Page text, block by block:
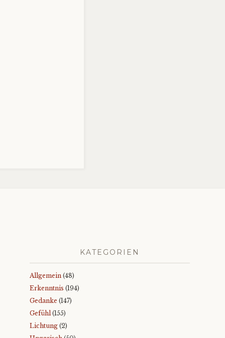
KATEGORIEN
Allgemein(48)
Erkenntnis (194)
Gedanke (147)
Gefühl(155)
Lichtung(2)